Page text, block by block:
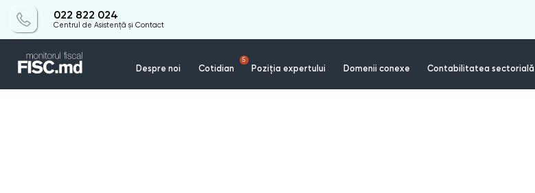
022 822 024
Centrul de Asistență și Contact
Despre noi Cotidian
5
Poziția expertului Domenii conexe Contabilitatea sectorială